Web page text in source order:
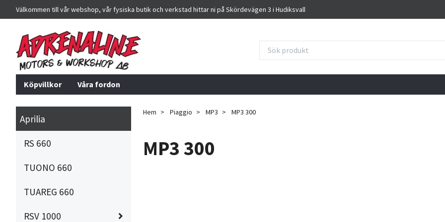
Välkommen till vår webshop, vår fysiska butik och verkstad hittar ni på Skördevägen 3 i Hudiksvall
Köpvillkor Våra fordon
Aprilia
RS 660
TUONO 660
TUAREG 660
RSV 1000
Hem Piaggio MP3 MP3 300
MP3 300